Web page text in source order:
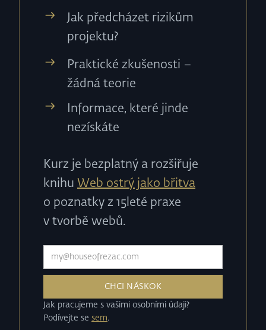
Jak předcházet rizikům
projektu?
Praktické zkušenosti –
žádná teorie
Informace, které jinde
nezískáte
Kurz je bezplatný a rozšiřuje
knihu Web ostrý jako břitva
o poznatky z 15leté praxe
v tvorbě webů.
Jak pracujeme s vašimi osobními údaji?
Podívejte se sem.